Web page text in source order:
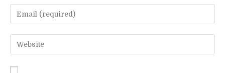
name
or
comment
Enter
your
email
address
Enter
your
website